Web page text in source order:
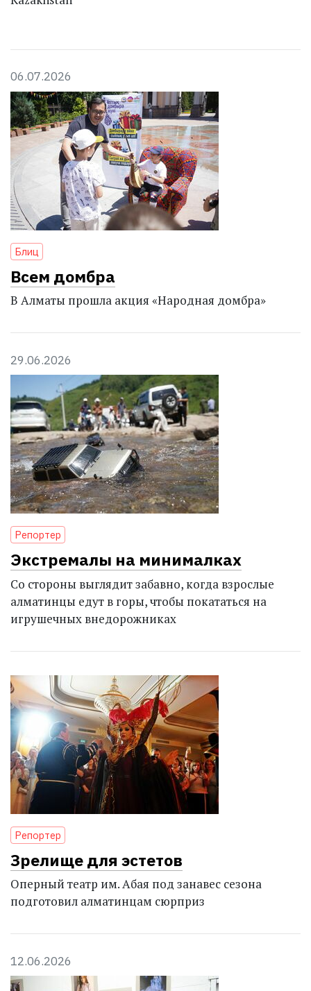
06.07.2026
Блиц
Всем домбра
В Алматы прошла акция «Народная домбра»
29.06.2026
Репортер
Экстремалы на минималках
Со стороны выглядит забавно, когда взрослые
алматинцы едут в горы, чтобы покататься на
игрушечных внедорожниках
Репортер
Зрелище для эстетов
Оперный театр им. Абая под занавес сезона
подготовил алматинцам сюрприз
12.06.2026